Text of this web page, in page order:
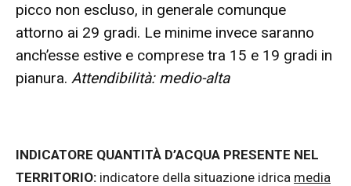
picco non escluso, in generale comunque
attorno ai 29 gradi. Le minime invece saranno
anch’esse estive e comprese tra 15 e 19 gradi in
pianura. Attendibilità: medio-alta
INDICATORE QUANTITÀ D’ACQUA PRESENTE NEL
TERRITORIO: indicatore della situazione idrica media